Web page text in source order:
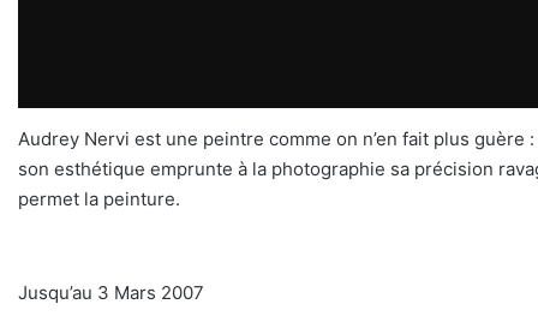
Audrey Nervi est une peintre comme on n’en fait plus
son esthétique emprunte à la photographie sa précision
permet la peinture.
Jusqu’au 3 Mars 2007